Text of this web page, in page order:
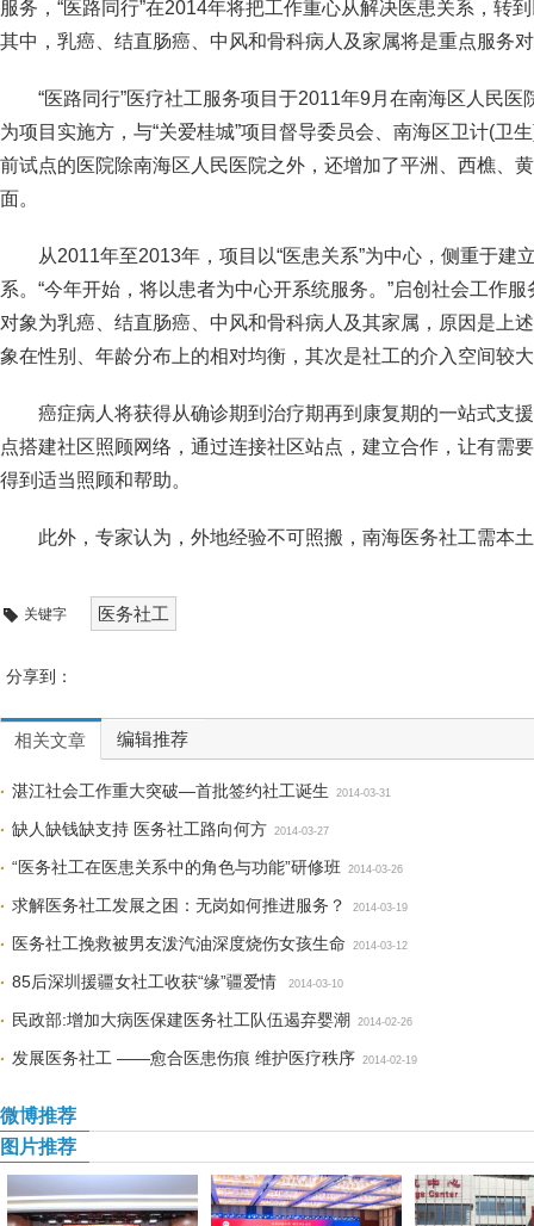
服务，“医路同行”在2014年将把工作重心从解决医患关系，转
其中，乳癌、结直肠癌、中风和骨科病人及家属将是重点服务
“医路同行”医疗社工服务项目于2011年9月在南海区人民
为项目实施方，与“关爱桂城”项目督导委员会、南海区卫计(卫
前试点的医院除南海区人民医院之外，还增加了平洲、西樵、
面。
从2011年至2013年，项目以“医患关系”为中心，侧重于建
系。“今年开始，将以患者为中心开系统服务。”启创社会工作
对象为乳癌、结直肠癌、中风和骨科病人及其家属，原因是上
象在性别、年龄分布上的相对均衡，其次是社工的介入空间较
癌症病人将获得从确诊期到治疗期再到康复期的一站式支
点搭建社区照顾网络，通过连接社区站点，建立合作，让有需
得到适当照顾和帮助。
此外，专家认为，外地经验不可照搬，南海医务社工需本
关键字 医务社工
分享到：
相关文章 编辑推荐
湛江社会工作重大突破—首批签约社工诞生 2014-03-31
缺人缺钱缺支持 医务社工路向何方 2014-03-27
“医务社工在医患关系中的角色与功能”研修班 2014-03-26
求解医务社工发展之困：无岗如何推进服务？ 2014-03-19
医务社工挽救被男友泼汽油深度烧伤女孩生命 2014-03-12
85后深圳援疆女社工收获“缘”疆爱情 2014-03-10
民政部:增加大病医保建医务社工队伍遏弃婴潮 2014-02-26
发展医务社工 ——愈合医患伤痕 维护医疗秩序 2014-02-19
微博推荐
图片推荐